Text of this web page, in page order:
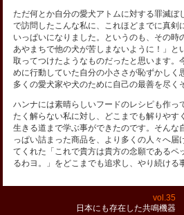
ただ何とか自分の愛犬アトムに対する罪滅
で訪問したこんな私に、これほどまでに真
いっぱいになりました。というのも、その
あやまちで他の犬が苦しまないように！」と
取ってつけたようなものだったと思います
めに行動していた自分の小ささが恥ずかしく
多くの愛犬家や犬のために自己の最善を尽く
ハンナには素晴らしいフードのレシピも作
たく解らない私に対し、どこまでも解りや
生きる道まで学ぶ事ができたのです。そん
っぱい詰まった商品を、より多くの人々へ
てくれた「これで貴方は貴方の念願であるペ
るわヨ。」をどこまでも追求し、やり続ける
vol.35
日本にも存在した共鳴機器